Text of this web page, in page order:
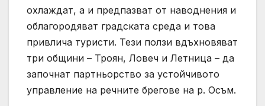
охлаждат, а и предпазват от наводнения и
облагородяват градската среда и това
привлича туристи. Тези ползи вдъхновяват
три общини – Троян, Ловеч и Летница – да
започнат партньорство за устойчивото
управление на речните брегове на р. Осъм.